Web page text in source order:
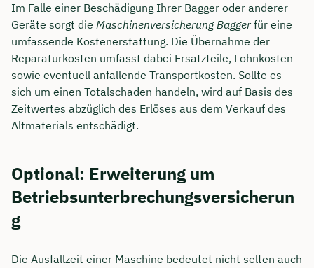
Im Falle einer Beschädigung Ihrer Bagger oder anderer
Geräte sorgt die Maschinenversicherung Bagger für eine
umfassende Kostenerstattung. Die Übernahme der
Reparaturkosten umfasst dabei Ersatzteile, Lohnkosten
sowie eventuell anfallende Transportkosten. Sollte es
sich um einen Totalschaden handeln, wird auf Basis des
Zeitwertes abzüglich des Erlöses aus dem Verkauf des
Altmaterials entschädigt.
Optional: Erweiterung um
Betriebsunterbrechungsversicherun
g
Die Ausfallzeit einer Maschine bedeutet nicht selten auch